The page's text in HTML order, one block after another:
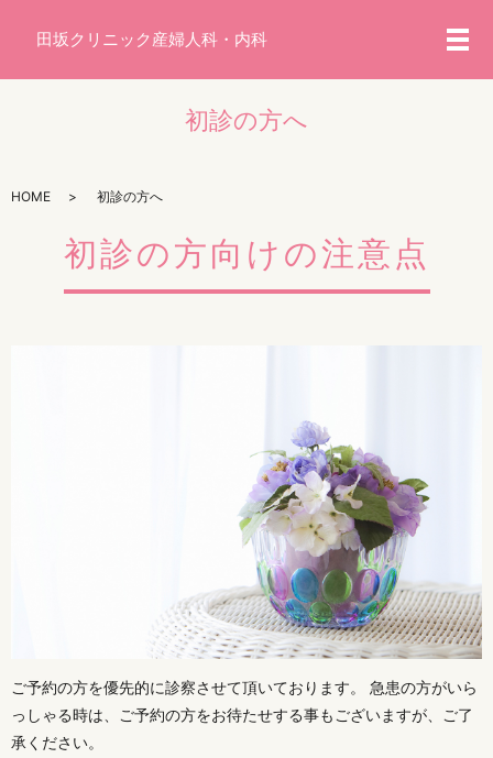
メ
初診の方へ
HOME 初診の方へ
初診の方向けの注意点
ご予約の方を優先的に診察させて頂いております。 急患の方がいら
っしゃる時は、ご予約の方をお待たせする事もございますが、ご了
承ください。